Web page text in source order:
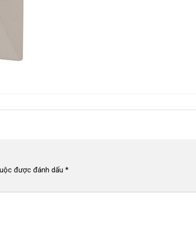
được đánh dấu *